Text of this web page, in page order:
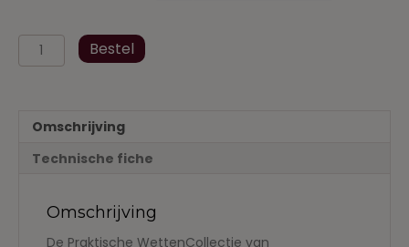
Strafrecht
en
maart
Bestel
Omschrijving
Technische fiche
Omschrijving
De Praktische WettenCollectie van